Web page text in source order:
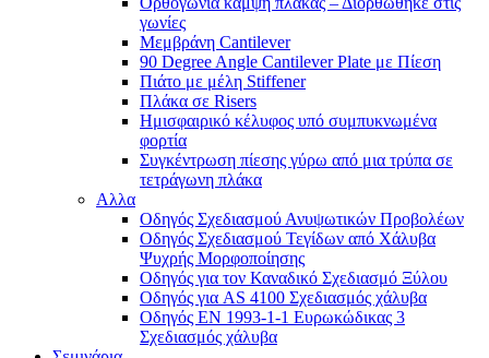
γωνίες
Μεμβράνη Cantilever
90 Degree Angle Cantilever Plate με Πίεση
Πιάτο με μέλη Stiffener
Πλάκα σε Risers
Ημισφαιρικό κέλυφος υπό συμπυκνωμένα
φορτία
Συγκέντρωση πίεσης γύρω από μια τρύπα σε
τετράγωνη πλάκα
Αλλα
Οδηγός Σχεδιασμού Ανυψωτικών Προβολέων
Οδηγός Σχεδιασμού Τεγίδων από Χάλυβα
Ψυχρής Μορφοποίησης
Οδηγός για τον Καναδικό Σχεδιασμό Ξύλου
Οδηγός για AS 4100 Σχεδιασμός χάλυβα
Οδηγός ΕΝ 1993-1-1 Ευρωκώδικας 3
Σχεδιασμός χάλυβα